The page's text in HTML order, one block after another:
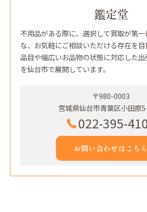
鑑定堂
不用品がある際に、選択して買取が第
な、お気軽にご相談いただける存在を
品目や幅広いお品物の状態に対応した
を仙台市で展開しています。
〒980-0003
宮城県仙台市青葉区小田原
022-395-
お問い合わせはこちら